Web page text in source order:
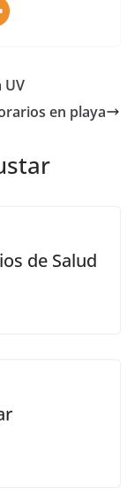
UV
en playa
de Salud